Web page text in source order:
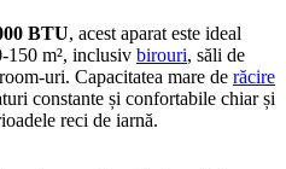
BTU, acest aparat este ideal
150 m², inclusiv birouri, săli de
uri. Capacitatea mare de răcire
constante și confortabile chiar și
reci de iarnă.